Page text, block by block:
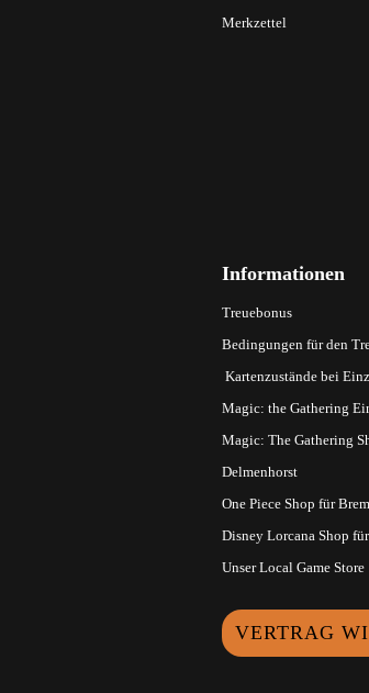
Merkzettel
Informationen
Treuebonus
Bedingungen für den
Kartenzustände bei
Magic: the Gathering
Magic: The Gathering
Delmenhorst
One Piece Shop für
Disney Lorcana Shop
Unser Local Game Store
VERTRAG